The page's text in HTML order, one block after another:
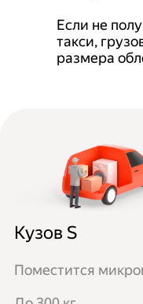
Если не
такси,
размера
Кузов S
Поместится